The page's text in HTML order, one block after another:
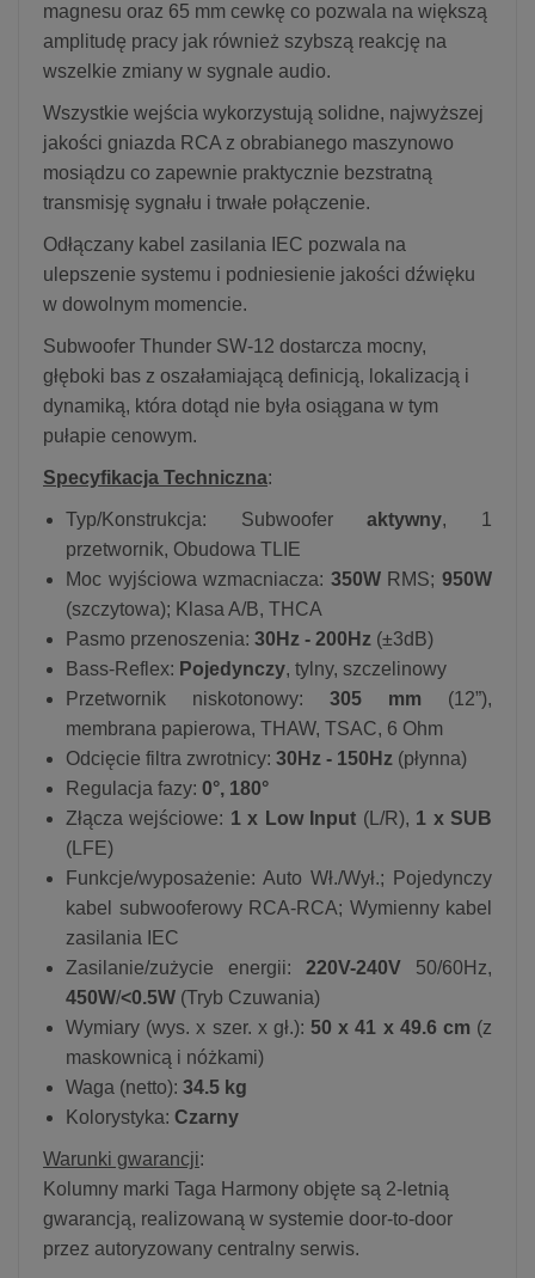
magnesu oraz 65 mm cewkę co pozwala na większą
amplitudę pracy jak również szybszą reakcję na
wszelkie zmiany w sygnale audio.
Wszystkie wejścia wykorzystują solidne, najwyższej
jakości gniazda RCA z obrabianego maszynowo
mosiądzu co zapewnie praktycznie bezstratną
transmisję sygnału i trwałe połączenie.
Odłączany kabel zasilania IEC pozwala na
ulepszenie systemu i podniesienie jakości dźwięku
w dowolnym momencie.
Subwoofer Thunder SW-12 dostarcza mocny,
głęboki bas z oszałamiającą definicją, lokalizacją i
dynamiką, która dotąd nie była osiągana w tym
pułapie cenowym.
Specyfikacja Techniczna:
Typ/Konstrukcja: Subwooferaktywny, 1
przetwornik, Obudowa TLIE
Moc wyjściowa wzmacniacza: 350WRMS; 950W
(szczytowa); Klasa A/B, THCA
Pasmo przenoszenia: 30Hz - 200Hz (±3dB)
Bass-Reflex: Pojedynczy, tylny, szczelinowy
Przetwornik niskotonowy: 305 mm (12”),
membrana papierowa, THAW, TSAC, 6 Ohm
Odcięcie filtra zwrotnicy: 30Hz - 150Hz (płynna)
Regulacja fazy: 0°, 180°
Złącza wejściowe: 1 x Low Input (L/R), 1 x SUB
(LFE)
Funkcje/wyposażenie: Auto Wł./Wył.; Pojedynczy
kabel subwooferowy RCA-RCA; Wymienny kabel
zasilania IEC
Zasilanie/zużycie energii: 220V-240V 50/60Hz,
450W/<0.5W (Tryb Czuwania)
Wymiary (wys. x szer. x gł.): 50 x 41 x 49.6 cm (z
maskownicą i nóżkami)
Waga (netto): 34.5 kg
Kolorystyka: Czarny
Warunki gwarancji:
Kolumny marki Taga Harmony objęte są 2-letnią
gwarancją, realizowaną w systemie door-to-door
przez autoryzowany centralny serwis.